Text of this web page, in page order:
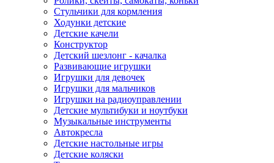
Стульчики для кормления
Ходунки детские
Детские качели
Конструктор
Детский шезлонг - качалка
Развивающие игрушки
Игрушки для девочек
Игрушки для мальчиков
Игрушки на радиоуправлении
Детские мультибуки и ноутбуки
Музыкальные инструменты
Автокресла
Детские настольные игры
Детские коляски